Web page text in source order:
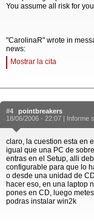
You assume all risk for
"CarolinaR" wrote in
news:
Mostrar la cita
#4
pointbreakers
18/06/2006 - 22:07 | Informe
claro, la cuestion esta en
igual que una PC de
entras en el Setup, alli
configurable para que lo
o desde una unidad de
hacer eso, en una laptop
pones en CD, luego
podras instalar win2k